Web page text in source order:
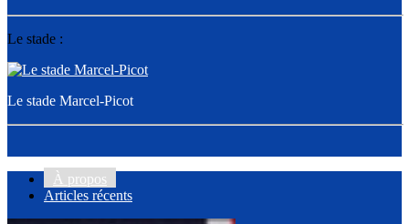
Le stade :
Le stade Marcel-Picot
À propos
Articles récents